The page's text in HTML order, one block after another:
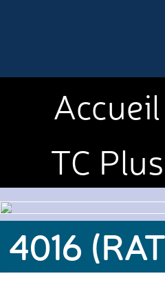
Accueil
TC Plus
4016